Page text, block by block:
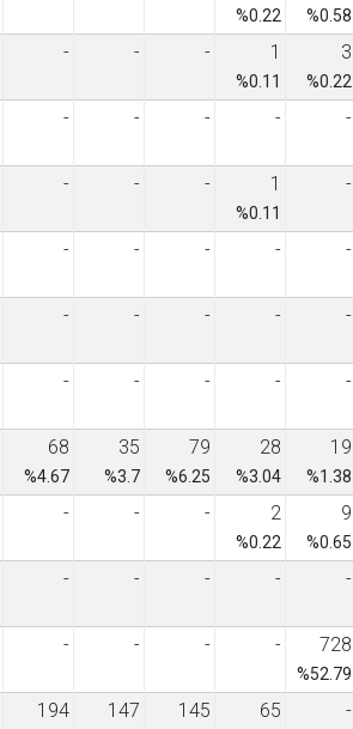
%0.22 %0.58
- - - 1
%0.11
3
%0.22
- - - - -
- - - 1
%0.11
-
- - - - -
- - - - -
- - - - -
68
%4.67
35
%3.7
79
%6.25
28
%3.04
19
%1.38
- - - 2
%0.22
9
%0.65
- - - - -
- - - - 728
%52.79
194 147 145 65 -